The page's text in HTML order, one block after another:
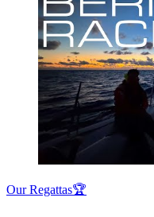
Our Regattas🏆